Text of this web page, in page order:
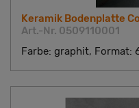
Keramik Bodenplatte
Art.-Nr. 0509110001
Farbe: graphit, Format: